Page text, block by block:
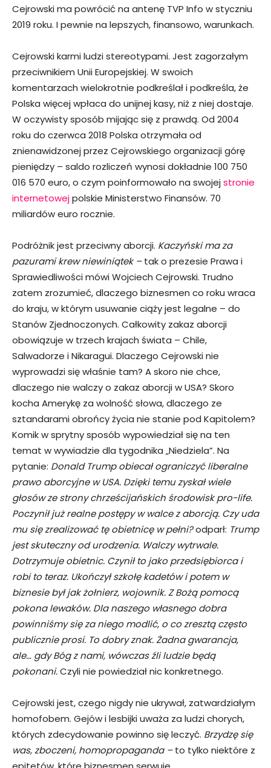
Cejrowski ma powrócić na antenę TVP Info w styczniu
2019 roku. I pewnie na lepszych, finansowo, warunkach.
Cejrowski karmi ludzi stereotypami. Jest zagorzałym
przeciwnikiem Unii Europejskiej. W swoich
komentarzach wielokrotnie podkreślał i podkreśla, że
Polska więcej wpłaca do unijnej kasy, niż z niej dostaje.
W oczywisty sposób mijając się z prawdą. Od 2004
roku do czerwca 2018 Polska otrzymała od
znienawidzonej przez Cejrowskiego organizacji górę
pieniędzy – saldo rozliczeń wynosi dokładnie 100 750
016 570 euro, o czym poinformowało na swojejstronie
internetowejpolskie Ministerstwo Finansów. 70
miliardów euro rocznie.
Podróżnik jest przeciwny aborcji. Kaczyński ma za
pazurami krew niewiniątek –tak o prezesie Prawa i
Sprawiedliwości mówi Wojciech Cejrowski. Trudno
zatem zrozumieć, dlaczego biznesmen co roku wraca
do kraju, w którym usuwanie ciąży jest legalne – do
Stanów Zjednoczonych. Całkowity zakaz aborcji
obowiązuje w trzech krajach świata – Chile,
Salwadorze i Nikaragui. Dlaczego Cejrowski nie
wyprowadzi się właśnie tam? A skoro nie chce,
dlaczego nie walczy o zakaz aborcji w USA? Skoro
kocha Amerykę za wolność słowa, dlaczego ze
sztandarami obrońcy życia nie stanie pod Kapitolem?
Komik w sprytny sposób wypowiedział się na ten
temat w wywiadzie dla tygodnika „Niedziela”. Na
pytanie: Donald Trump obiecał ograniczyć liberalne
prawo aborcyjne w USA. Dzięki temu zyskał wiele
głosów ze strony chrześcijańskich środowisk pro-life.
Poczynił już realne postępy w walce z aborcją. Czy uda
mu się zrealizować tę obietnicę w pełni?odparł: Trump
jest skuteczny od urodzenia. Walczy wytrwale.
Dotrzymuje obietnic. Czynił to jako przedsiębiorca i
robi to teraz. Ukończył szkołę kadetów i potem w
biznesie był jak żołnierz, wojownik. Z Bożą pomocą
pokona lewaków. Dla naszego własnego dobra
powinniśmy się za niego modlić, o co zresztą często
publicznie prosi. To dobry znak. Żadna gwarancja,
ale… gdy Bóg z nami, wówczas źli ludzie będą
pokonani.Czyli nie powiedział nic konkretnego.
Cejrowski jest, czego nigdy nie ukrywał, zatwardziałym
homofobem. Gejów i lesbijki uważa za ludzi chorych,
których zdecydowanie powinno się leczyć. Brzydzę się
was, zboczeni, homopropaganda –to tylko niektóre z